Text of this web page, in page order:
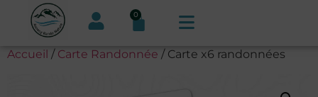
0
Accueil / Carte Randonnée / Carte x6 randonnées